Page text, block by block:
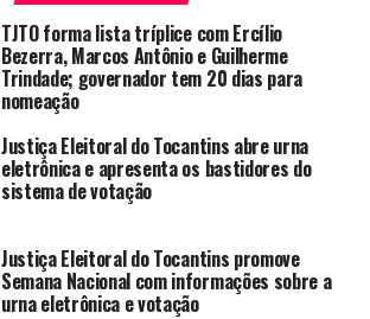
TJTO forma lista tríplice com Ercílio
Bezerra, Marcos Antônio e Guilherme
Trindade; governador tem 20 dias para
nomeação
Justiça Eleitoral do Tocantins abre urna
eletrônica e apresenta os bastidores do
sistema de votação
Justiça Eleitoral do Tocantins promove
Semana Nacional com informações sobre a
urna eletrônica e votação